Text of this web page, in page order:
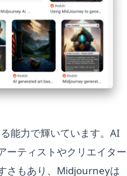
能力で輝いています。AI
ーティストやクリエイター
さもあり、Midjourneyは